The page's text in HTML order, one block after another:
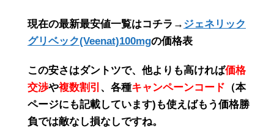
現在の最新最安値一覧はコチラ→ ジェネリック
グリベック(Veenat)100mgの価格表
この安さはダントツで、他よりも高ければ価格
交渉や複数割引 、各種キャンペーンコード （本
ページにも記載しています)も使えばもう価格勝
負では敵なし損なしですね。